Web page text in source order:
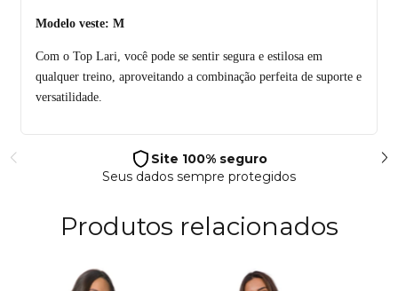
Modelo veste: M
Com o Top Lari, você pode se sentir segura e estilosa em
qualquer treino, aproveitando a combinação perfeita de suporte e
versatilidade.
Site 100% seguro
Seus dados sempre protegidos
Produtos relacionados